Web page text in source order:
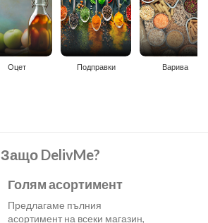
Оцет Подправки Варива
Защо DelivMe?
Голям асортимент
Предлагаме пълния
асортимент на всеки магазин,